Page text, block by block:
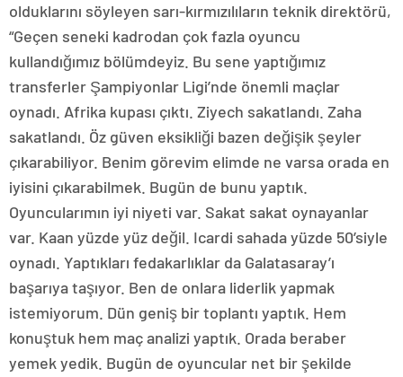
olduklarını söyleyen sarı-kırmızılıların teknik direktörü,
“Geçen seneki kadrodan çok fazla oyuncu
kullandığımız bölümdeyiz. Bu sene yaptığımız
transferler Şampiyonlar Ligi’nde önemli maçlar
oynadı. Afrika kupası çıktı. Ziyech sakatlandı. Zaha
sakatlandı. Öz güven eksikliği bazen değişik şeyler
çıkarabiliyor. Benim görevim elimde ne varsa orada en
iyisini çıkarabilmek. Bugün de bunu yaptık.
Oyuncularımın iyi niyeti var. Sakat sakat oynayanlar
var. Kaan yüzde yüz değil. Icardi sahada yüzde 50’siyle
oynadı. Yaptıkları fedakarlıklar da Galatasaray’ı
başarıya taşıyor. Ben de onlara liderlik yapmak
istemiyorum. Dün geniş bir toplantı yaptık. Hem
konuştuk hem maç analizi yaptık. Orada beraber
yemek yedik. Bugün de oyuncular net bir şekilde